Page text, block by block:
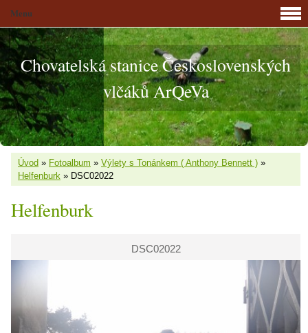
Chovatelská stanice Československých
vlčáků ArQeVa
Úvod » Fotoalbum » Výlety s Tonánkem ( Anthony Bennett ) »
Helfenburk » DSC02022
Helfenburk
DSC02022
Menu